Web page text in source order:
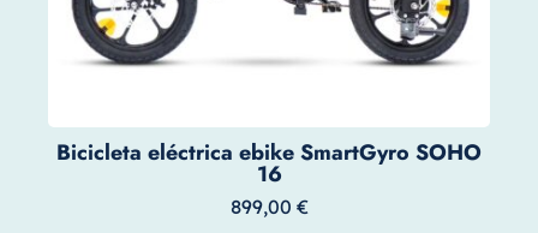
Bicicleta eléctrica ebike SmartGyro SOHO
16
899,00 €